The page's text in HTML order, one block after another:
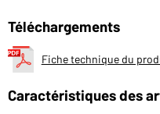
Téléchargements
Fiche technique du
Caractéristiques des